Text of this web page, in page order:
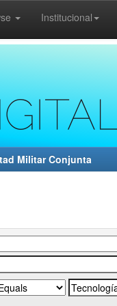
Institucional
Militar Conjunta